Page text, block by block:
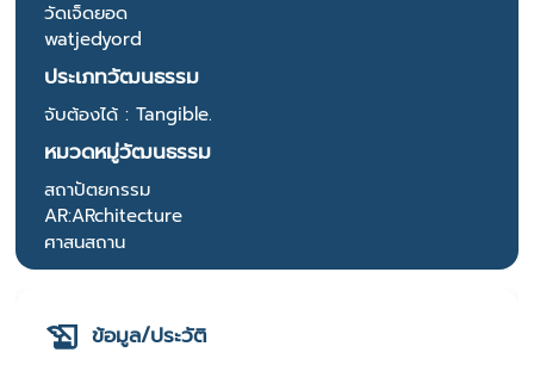
วัดเจ็ดยอด
watjedyord
ประเภทวัฒนธรรม
จับต้องได้ : Tangible.
หมวดหมู่วัฒนธรรม
สถาปัตยกรรม
AR:ARchitecture
ศาสนสถาน
ข้อมูล/ประวัติ